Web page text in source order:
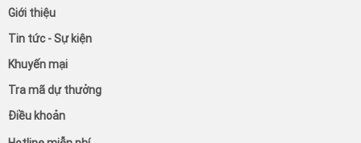
Giới thiệu
Tin tức - Sự kiện
Khuyến mại
Tra mã dự thưởng
Điều khoản